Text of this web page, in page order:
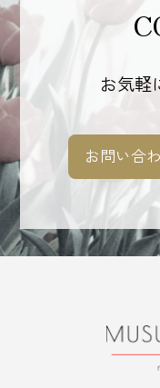
お気軽
お問い合